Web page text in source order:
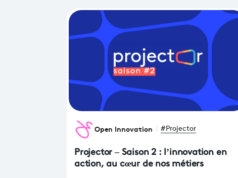
Open Innovation #Projector
Projector – Saison 2 : l’innovation en
action, au cœur de nos métiers